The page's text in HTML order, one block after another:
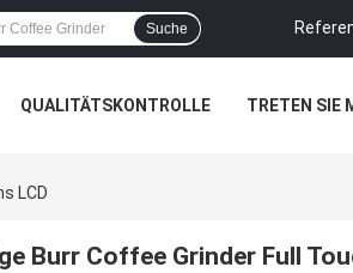
Suche
QUALITÄTSKONTROLLE TRETEN SIE
LCD
Burr Coffee Grinder Full